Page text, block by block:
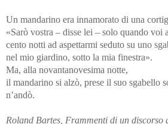
Un mandarino era innamorato di una
«Sarò vostra – disse lei – solo quando voi
cento notti ad aspettarmi seduto su uno
nel mio giardino, sotto la mia finestra».
Ma, alla novantanovesima notte,
il mandarino si alzò, prese il suo sgabello
n’andò.
Roland Bartes, Frammenti di un discorso